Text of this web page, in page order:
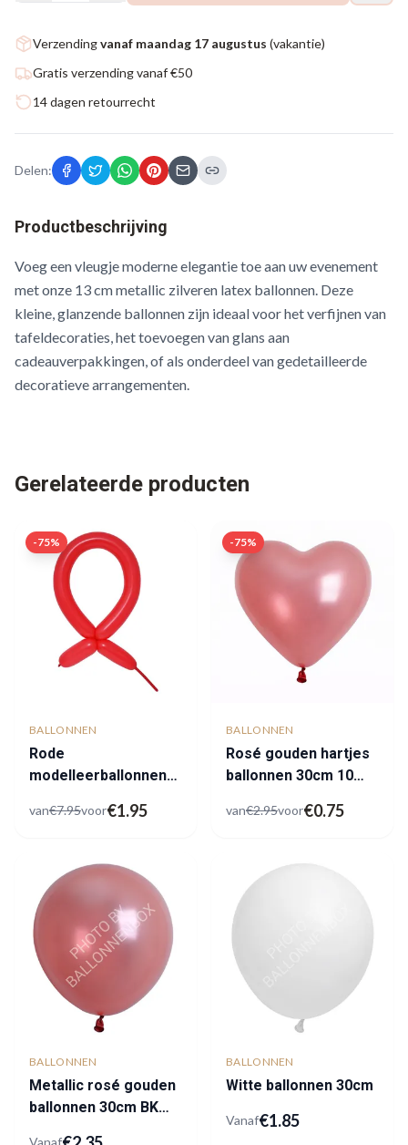
Verzendingvanaf maandag 17 augustus (vakantie)
Gratis verzending vanaf €50
14 dagen retourrecht
Delen:
Productbeschrijving
Voeg een vleugje moderne elegantie toe aan uw evenement
met onze 13 cm metallic zilveren latex ballonnen. Deze
kleine, glanzende ballonnen zijn ideaal voor het verfijnen van
tafeldecoraties, het toevoegen van glans aan
cadeauverpakkingen, of als onderdeel van gedetailleerde
decoratieve arrangementen.
Gerelateerde producten
-75%
BALLONNEN
Rode
modelleerballonnen
van€7.95voor€1.95
-75%
BALLONNEN
Rosé gouden hartjes
ballonnen 30cm 10
van€2.95voor€0.75
BALLONNEN
Metallic rosé gouden
ballonnen 30cm BK
Vanaf
BALLONNEN
Witte ballonnen 30cm
Vanaf€1.85